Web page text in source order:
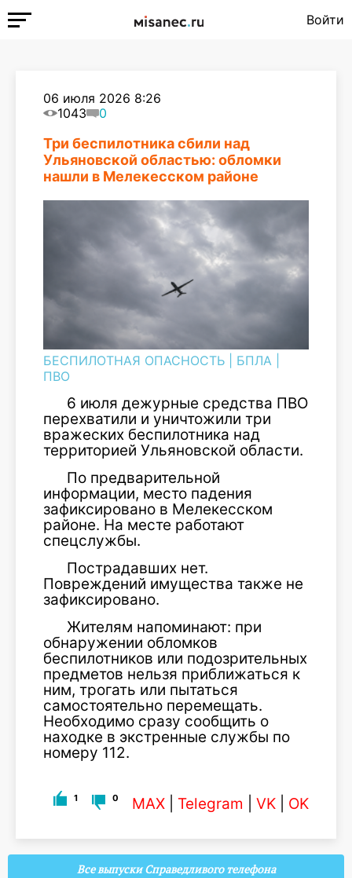
Войти
06 июля 2026 8:26
1043
0
Три беспилотника сбили над
Ульяновской областью: обломки
нашли в Мелекесском районе
БЕСПИЛОТНАЯ ОПАСНОСТЬ БПЛА
ПВО
6 июля дежурные средства ПВО
перехватили и уничтожили три
вражеских беспилотника над
территорией Ульяновской области.
По предварительной
информации, место падения
зафиксировано в Мелекесском
районе. На месте работают
спецслужбы.
Пострадавших нет.
Повреждений имущества также не
зафиксировано.
Жителям напоминают: при
обнаружении обломков
беспилотников или подозрительных
предметов нельзя приближаться к
ним, трогать или пытаться
самостоятельно перемещать.
Необходимо сразу сообщить о
находке в экстренные службы по
номеру 112.
1 0 MAX Telegram VK OK
Все выпуски Справедливого телефона